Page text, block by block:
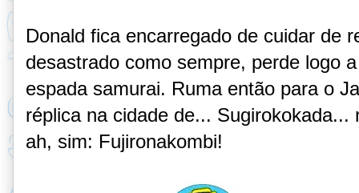
Donald fica encarregado de cuidar de
desastrado como sempre, perde logo
espada samurai. Ruma então para o
réplica na cidade de...
ah, sim: Fujironakombi!